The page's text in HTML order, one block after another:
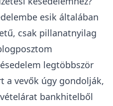
esik általában
csak pillanatnyilag
legtöbbször
a vevők úgy gondolják,
bankhitelből